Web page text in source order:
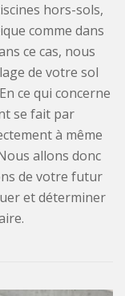
hors-sols,
comme dans
ce cas, nous
de votre sol
ce qui concerne
se fait par
à même
allons donc
de votre futur
et déterminer